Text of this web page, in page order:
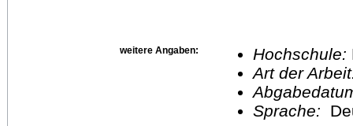
weitere Angaben: Hochschule:
Art der
Sprache: